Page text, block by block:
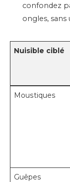
confondez
ongles, sans
Nuisible ciblé
Moustiques
Guêpes